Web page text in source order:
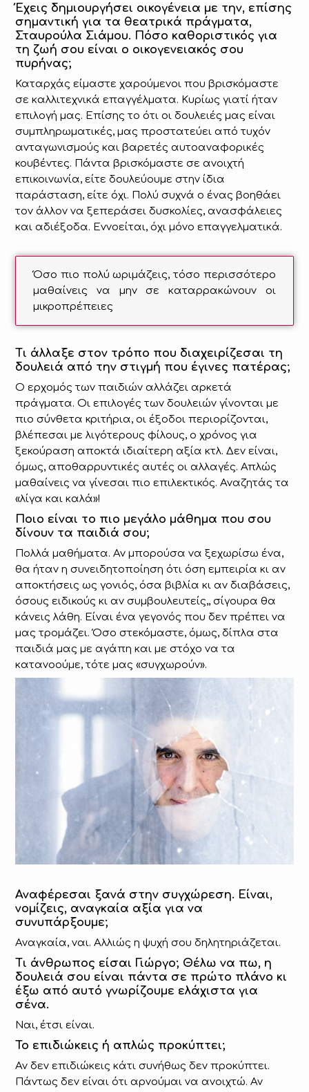
Έχεις δημιουργήσει οικογένεια με την, επίσης
σημαντική για τα θεατρικά πράγματα,
Σταυρούλα Σιάμου. Πόσο καθοριστικός για
τη ζωή σου είναι ο οικογενειακός σου
πυρήνας;
Καταρχάς είμαστε χαρούμενοι που βρισκόμαστε
σε καλλιτεχνικά επαγγέλματα. Κυρίως γιατί ήταν
επιλογή μας. Επίσης το ότι οι δουλειές μας είναι
συμπληρωματικές, μας προστατεύει από τυχόν
ανταγωνισμούς και βαρετές αυτοαναφορικές
κουβέντες. Πάντα βρισκόμαστε σε ανοιχτή
επικοινωνία, είτε δουλεύουμε στην ίδια
παράσταση, είτε όχι. Πολύ συχνά ο ένας βοηθάει
τον άλλον να ξεπεράσει δυσκολίες, ανασφάλειες
και αδιέξοδα. Εννοείται, όχι μόνο επαγγελματικά.
Όσο πιο πολύ ωριμάζεις, τόσο περισσότερο
μαθαίνεις να μην σε καταρρακώνουν οι
μικροπρέπειες
Τι άλλαξε στον τρόπο που διαχειρίζεσαι τη
δουλειά από την στιγμή που έγινες πατέρας;
Ο ερχομός των παιδιών αλλάζει αρκετά
πράγματα. Οι επιλογές των δουλειών γίνονται με
πιο σύνθετα κριτήρια, οι έξοδοι περιορίζονται,
βλέπεσαι με λιγότερους φίλους, ο χρόνος για
ξεκούραση αποκτά ιδιαίτερη αξία κτλ. Δεν είναι,
όμως, αποθαρρυντικές αυτές οι αλλαγές. Απλώς
μαθαίνεις να γίνεσαι πιο επιλεκτικός. Αναζητάς τα
«λίγα και καλά»!
Ποιο είναι το πιο μεγάλο μάθημα που σου
δίνουν τα παιδιά σου;
Πολλά μαθήματα. Αν μπορούσα να ξεχωρίσω ένα,
θα ήταν η συνειδητοποίηση ότι όση εμπειρία κι αν
αποκτήσεις ως γονιός, όσα βιβλία κι αν διαβάσεις,
όσους ειδικούς κι αν συμβουλευτείς,, σίγουρα θα
κάνεις λάθη. Είναι ένα γεγονός που δεν πρέπει να
μας τρομάζει. Όσο στεκόμαστε, όμως, δίπλα στα
παιδιά μας με αγάπη και με στόχο να τα
κατανοούμε, τότε μας «συγχωρούν».
Αναφέρεσαι ξανά στην συγχώρεση. Είναι,
νομίζεις, αναγκαία αξία για να
συνυπάρξουμε;
Αναγκαία, ναι. Αλλιώς η ψυχή σου δηλητηριάζεται.
Τι άνθρωπος είσαι Γιώργο; Θέλω να πω, η
δουλειά σου είναι πάντα σε πρώτο πλάνο κι
έξω από αυτό γνωρίζουμε ελάχιστα για
σένα.
Ναι, έτσι είναι.
Το επιδιώκεις ή απλώς προκύπτει;
Αν δεν επιδιώκεις κάτι συνήθως δεν προκύπτει.
Πάντως δεν είναι ότι αρνούμαι να ανοιχτώ. Αν